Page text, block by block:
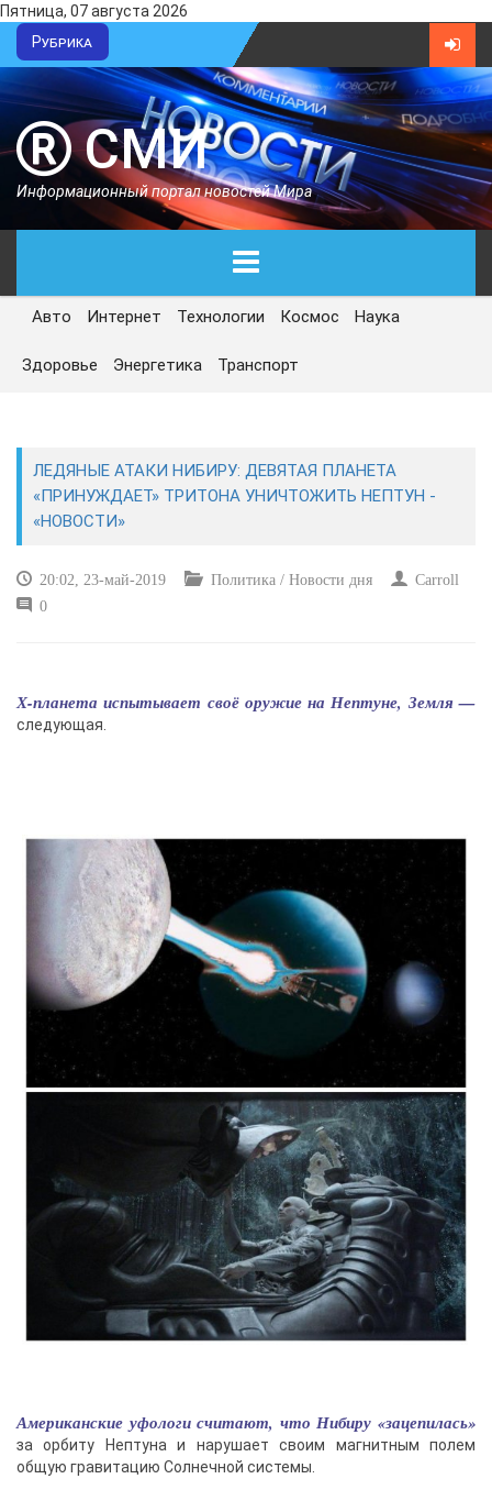
Пятница, 07 августа 2026
Рубрика
СМИ
Информационный портал новостей Мира
ГЛАВНАЯ
СЕГОДНЯ
ЭКОНОМИКА
СПОРТ
ПРОИСШЕСТВИЯ
Авто Интернет Технологии Космос Наука
Здоровье Энергетика Транспорт
ЛЕДЯНЫЕ АТАКИ НИБИРУ: ДЕВЯТАЯ ПЛАНЕТА
«ПРИНУЖДАЕТ» ТРИТОНА УНИЧТОЖИТЬ НЕПТУН -
«НОВОСТИ»
20:02, 23-май-2019 Политика / Новости дня
Carroll
0
Х-планета испытывает своё оружие на Нептуне, Земля —
следующая.
Американские уфологи считают, что Нибиру «зацепилась»
за орбиту Нептуна и нарушает своим магнитным полем
общую гравитацию Солнечной системы.